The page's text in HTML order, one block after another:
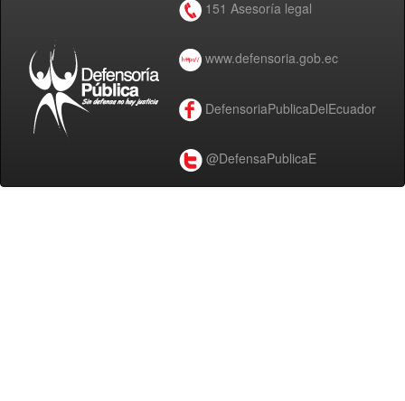
151 Asesoría legal
www.defensoria.gob.ec
DefensoriaPublicaDelEcuador
@DefensaPublicaE